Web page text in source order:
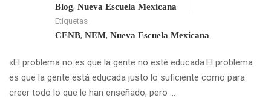
Blog, Nueva Escuela Mexicana
Etiquetas
CENB, NEM, Nueva Escuela Mexicana
«El problema no es que la gente no esté educada.El problema
es que la gente está educada justo lo suficiente como para
creer todo lo que le han enseñado, pero …